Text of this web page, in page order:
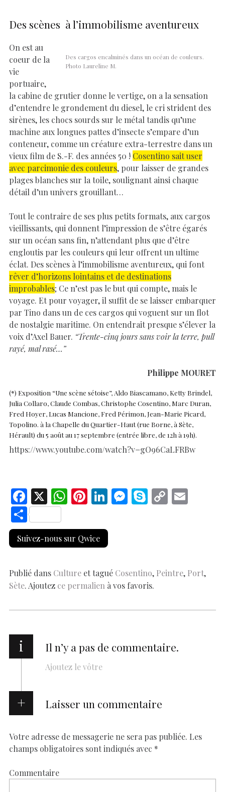
Des scènes à l’immobilisme aventureux
Des cargos encalminés dans un océan de couleurs.
Photo Laureline M.
On est au
coeur de la
vie
portuaire,
la cabine de grutier donne le vertige, on a la sensation
d’entendre le grondement du diesel, le cri strident des
sirènes, les chocs sourds sur le métal tandis qu’une
machine aux longues pattes d’insecte s’empare d’un
conteneur, comme un créature extra-terrestre dans un
vieux film de S.-F. des années 50 ! Cosentino sait user
avec parcimonie des couleurs, pour laisser de grandes
plages blanches sur la toile, soulignant ainsi chaque
détail d’un univers grouillant…
Tout le contraire de ses plus petits formats, aux cargos
vieillissants, qui donnent l’impression de s’être égarés
sur un océan sans fin, n’attendant plus que d’être
engloutis par les couleurs qui leur offrent un ultime
éclat. Des scènes à l’immobilisme aventureux, qui font
rêver d’horizons lointains et de destinations
improbables; Ce n’est pas le but qui compte, mais le
voyage. Et pour voyager, il suffit de se laisser embarquer
par Tino dans un de ces cargos qui voguent sur un flot
de nostalgie maritime. On entendrait presque s’élever la
voix d’Axel Bauer. “Trente-cinq jours sans voir la terre, pull
rayé, mal rasé…”
Philippe MOURET
(*) Exposition “Une scène sétoise”, Aldo Biascamano, Ketty Brindel,
Julia Collaro, Claude Combas, Christophe Cosentino, Marc Duran,
Fred Hoyer, Lucas Mancione, Fred Périmon, Jean-Marie Picard,
Topolino. à la Chapelle du Quartier-Haut (rue Borne, à Sète,
Hérault) du 5 août au 17 septembre (entrée libre, de 12h à 19h).
https://www.youtube.com/watch?v=gO96CaLFRBw
F
ac
e
b
o
k
X W
at
s
p
p
Pi
er
es
Li
k
e
n
M
er
S C
n
S
h
ar
Suivez-nous sur Qwice
Publié dans Culture et tagué Cosentino, Peintre, Port,
Sète. Ajoutez ce permalien à vos favoris.
i Il n’y a pas de commentaire.
Ajoutez le vôtre
Laisser un commentaire
Votre adresse de messagerie ne sera pas publiée. Les
champs obligatoires sont indiqués avec *
Commentaire